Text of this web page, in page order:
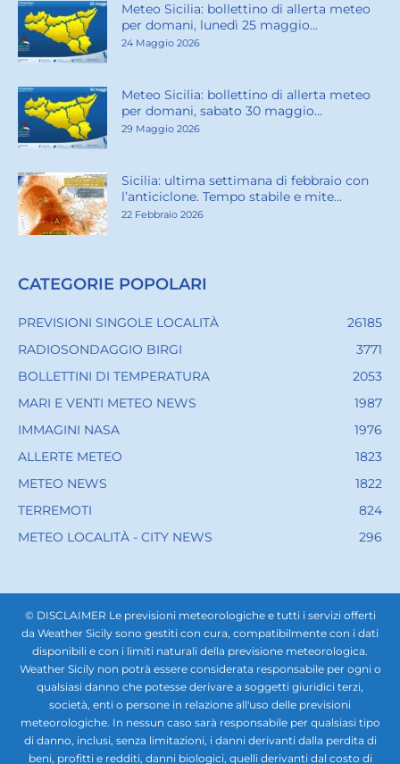
Meteo Sicilia: bollettino di allerta meteo
per domani, lunedì 25 maggio...
24 Maggio 2026
Meteo Sicilia: bollettino di allerta meteo
per domani, sabato 30 maggio...
29 Maggio 2026
Sicilia: ultima settimana di febbraio con
l’anticiclone. Tempo stabile e mite...
22 Febbraio 2026
CATEGORIE POPOLARI
PREVISIONI SINGOLE LOCALITÀ
26185
RADIOSONDAGGIO BIRGI
3771
BOLLETTINI DI TEMPERATURA
2053
MARI E VENTI METEO NEWS
1987
IMMAGINI NASA
1976
ALLERTE METEO
1823
METEO NEWS
1822
TERREMOTI
824
METEO LOCALITÀ - CITY NEWS
296
© DISCLAIMER Le previsioni meteorologiche e tutti i servizi offerti
da Weather Sicily sono gestiti con cura, compatibilmente con i dati
disponibili e con i limiti naturali della previsione meteorologica.
Weather Sicily non potrà essere considerata responsabile per ogni o
qualsiasi danno che potesse derivare a soggetti giuridici terzi,
società, enti o persone in relazione all'uso delle previsioni
meteorologiche. In nessun caso sarà responsabile per qualsiasi tipo
di danno, inclusi, senza limitazioni, i danni derivanti dalla perdita di
beni, profitti e redditi, danni biologici, quelli derivanti dal costo di